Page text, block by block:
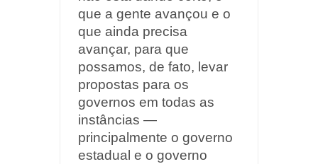
que a gente avançou e o
que ainda precisa
avançar, para que
possamos, de fato, levar
propostas para os
governos em todas as
instâncias —
principalmente o governo
estadual e o governo